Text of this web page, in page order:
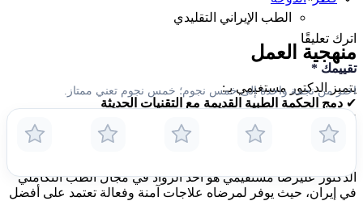
الطب الإيراني التقليدي
منهجية العمل
يتميز الدكتور مستغيمي بـ:
✔ دمج الحكمة الطبية القديمة مع التقنيات الحديثة
✔
تطبيق علاجات شخصية حسب احتياجات كل مريض
الدكتور عليرضا مستقيمي هو أحد الرواد في مجال الطب التكاملي
في إيران، حيث يوفر لمرضاه علاجات آمنة وفعالة تعتمد على أفضل
اترك تعليقًا
تقييمك *
اختر من نجمة واحدة إلى خمس نجوم؛ خمس نجوم تعني ممتاز.